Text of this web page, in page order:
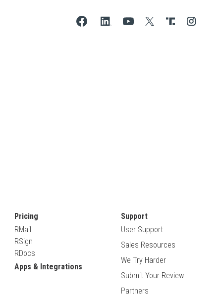
Pricing
RMail
RSign
RDocs
Apps & Integrations
Support
User Support
Sales Resources
We Try Harder
Submit Your Review
Partners